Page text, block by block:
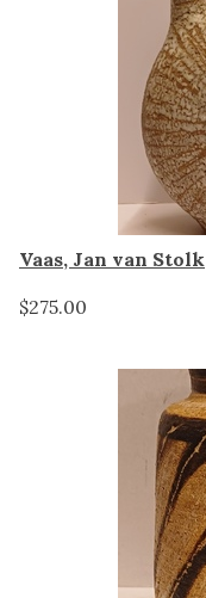
Vaas, Jan van Stolk
$275.00